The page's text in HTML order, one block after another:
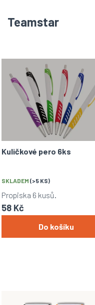
Teamstar
o
d
t
ů
Kuličkové pero 6ks
SKLADEM (>5 KS)
58 Kč
Do košíku
Propiska 6 kusů.